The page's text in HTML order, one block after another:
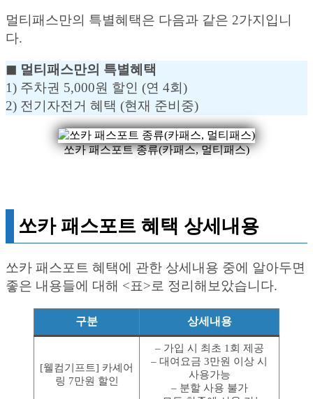
멀티패스만의 특별혜택은 다음과 같은 2가지입니
다.
◼︎ 멀티패스만의 특별혜택
1) 주차권 5,000원 할인 (연 4회)
2) 전기자전거 혜택 (현재 준비중)
쏘카 패스포트 종류(카패스, 멀티패스)
쏘카 패스포트 혜택 상세내용
쏘카 패스포트 혜택에 관한 상세내용 중에 알아두면
좋은 내용들에 대해 <표>로 정리해보았습니다.
구분 상세내용
[웰컴기프트] 카셰어
링 7만원 할인
– 가입 시 최초 1회 제공
– 대여요금 3만원 이상 시
사용가능
– 분할 사용 불가